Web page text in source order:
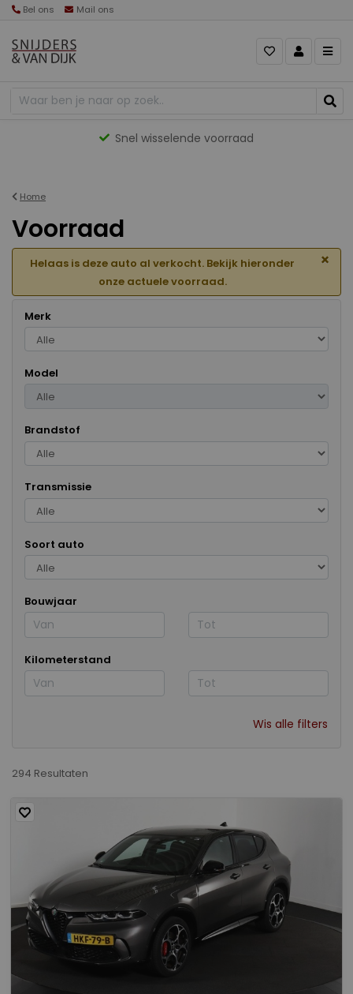
Bel ons Mail ons
Gevarieerd aanbod
Home
Voorraad
Helaas is deze auto al verkocht. Bekijk hieronder
onze actuele voorraad.
×
Merk
Model
Brandstof
Transmissie
Soort auto
Bouwjaar
Kilometerstand
Wis alle filters
294 Resultaten